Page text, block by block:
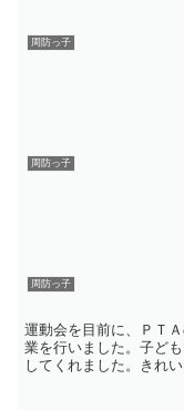
周防っ子
周防っ子
周防っ子
運動会を目前に、ＰＴ
業を行いました。子ど
してくれました。きれ